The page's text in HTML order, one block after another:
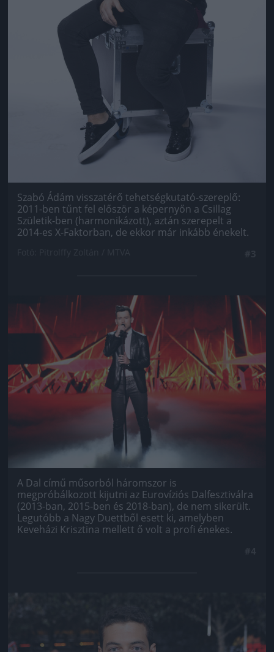
Szabó Ádám visszatérő tehetségkutató-szereplő:
2011-ben tűnt fel először a képernyőn a Csillag
Születik-ben (harmonikázott), aztán szerepelt a
2014-es X-Faktorban, de ekkor már inkább énekelt.
Jön még kép!
A Dal című műsorból háromszor is
megpróbálkozott kijutni az Eurovíziós Dalfesztiválra
(2013-ban, 2015-ben és 2018-ban), de nem sikerült.
Legutóbb a Nagy Duettből esett ki, amelyben
Keveházi Krisztina mellett ő volt a profi énekes.